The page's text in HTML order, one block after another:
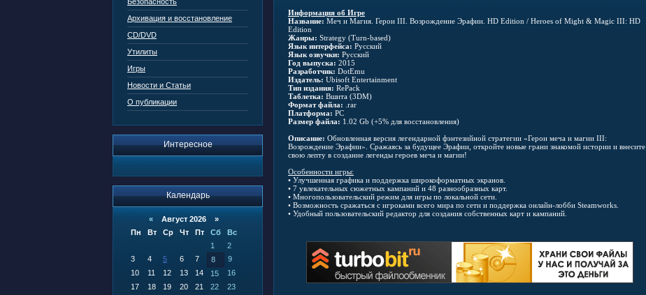
Архивация и восстановление
CD/DVD
Утилиты
Игры
Новости и Статьи
О публикации
Интересное
Календарь
« Август 2026 »
Пн
Вт Ср Чт Пт Сб
Вс
1
2
3
4 5 6 7 8
9
10
11 12 13 14 15
16
17
18 19 20 21 22
23
Информация об Игре
Название: Меч и Магия. Герои III. Возрождение Эрафии. HD Edition / Heroes of Might & Magic III: HD
Edition
Жанры: Strategy (Turn-based)
Язык интерфейса: Русский
Язык озвучки: Русский
Год выпуска: 2015
Разработчик: DotEmu
Издатель: Ubisoft Entertainment
Тип издания: RePack
Таблетка: Вшита (3DM)
Формат файла: .rar
Платформа: PC
Размер файла: 1.02 Gb (+5% для восстановления)
Описание: Обновленная версия легендарной фэнтезийной стратегии «Герои меча и магии III:
Возрождение Эрафии». Сражаясь за будущее Эрафии, откройте новые грани знакомой истории и внесите
свою лепту в создание легенды героев меча и магии!
Особенности игры:
• Улучшенная графика и поддержка широкоформатных экранов.
• 7 увлекательных сюжетных кампаний и 48 разнообразных карт.
• Многопользовательский режим для игры по локальной сети.
• Возможность сражаться с игроками всего мира по сети и поддержка онлайн-лобби Steamworks.
• Удобный пользовательский редактор для создания собственных карт и кампаний.